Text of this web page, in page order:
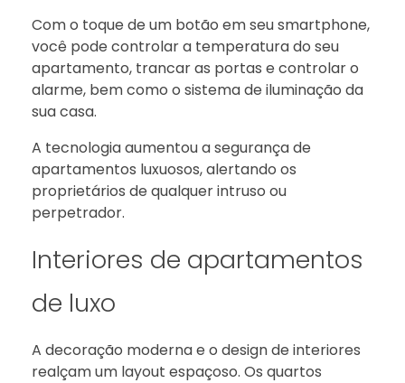
Com o toque de um botão em seu smartphone,
você pode controlar a temperatura do seu
apartamento, trancar as portas e controlar o
alarme, bem como o sistema de iluminação da
sua casa.
A tecnologia aumentou a segurança de
apartamentos luxuosos, alertando os
proprietários de qualquer intruso ou
perpetrador.
Interiores de apartamentos
de luxo
A decoração moderna e o design de interiores
realçam um layout espaçoso. Os quartos